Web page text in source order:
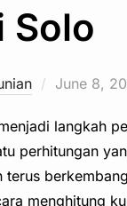
Solo
Posted
June 8,
langkah
perhitungan
menghitung